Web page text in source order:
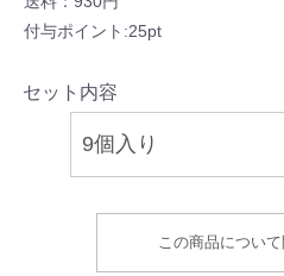
付与ポイント:25pt
セット内容
この商品につい